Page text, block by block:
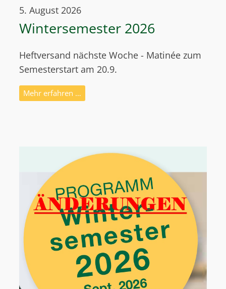
5. August 2026
Wintersemester 2026
Heftversand nächste Woche - Matinée zum
Semesterstart am 20.9.
Mehr erfahren …